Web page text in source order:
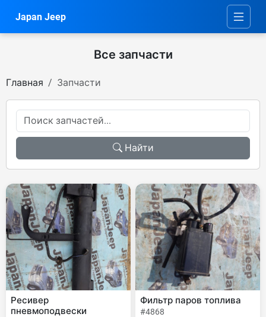
Japan Jeep
Все запчасти
Главная Запчасти
Найти
Ресивер
пневмоподвески
Фильтр паров топлива
#4868